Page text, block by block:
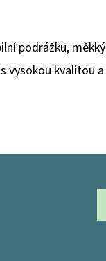
podrážku, měkký
vysokou kvalitou a